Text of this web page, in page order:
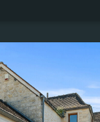
idéal pour un
137m² Les
disponibles sur